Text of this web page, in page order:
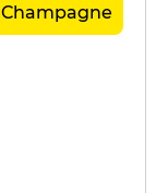
Champagne